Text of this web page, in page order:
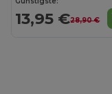
13,95 €28,90 €